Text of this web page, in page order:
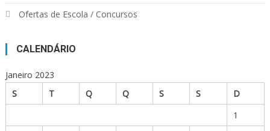
Ofertas de Escola / Concursos
CALENDÁRIO
Janeiro 2023
S
T Q Q S S
D
1